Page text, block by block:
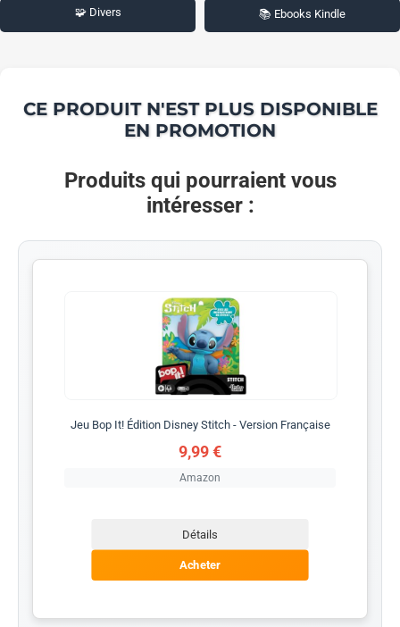
🧩 Divers 📚 Ebooks Kindle
CE PRODUIT N'EST PLUS DISPONIBLE
EN PROMOTION
Produits qui pourraient vous
intéresser :
Jeu Bop It! Édition Disney Stitch - Version Française
9,99 €
Amazon
Détails
Acheter